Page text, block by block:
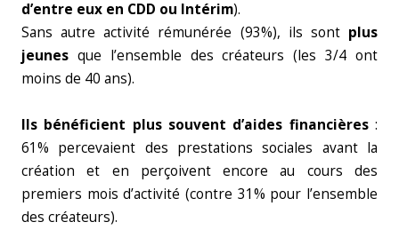
d’entre eux en CDD ou Intérim).
Sans autre activité rémunérée (93%), ils sont plus
jeunes que l’ensemble des créateurs (les 3/4 ont
moins de 40 ans).
Ils bénéficient plus souvent d’aides financières:
61% percevaient des prestations sociales avant la
création et en perçoivent encore au cours des
premiers mois d’activité (contre 31% pour l’ensemble
des créateurs).